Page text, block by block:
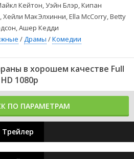
Кейтон, Уэйн Блэр, Кипан
МакЭлхинни, Ella McCorry, Betty
Ашер Кедди
/Драмы /Комедии
в хорошем качестве Full
HD 1080p
ПО ПАРАМЕТРАМ
Трейлер